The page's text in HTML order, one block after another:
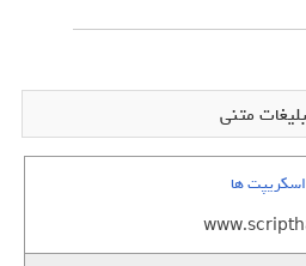
متنی
اسکریپت ها